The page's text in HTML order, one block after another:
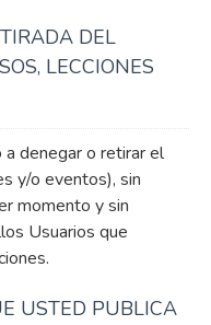
DEL
LECCIONES
denegar o retirar el
y/o eventos), sin
momento y sin
Usuarios que
USTED PUBLICA